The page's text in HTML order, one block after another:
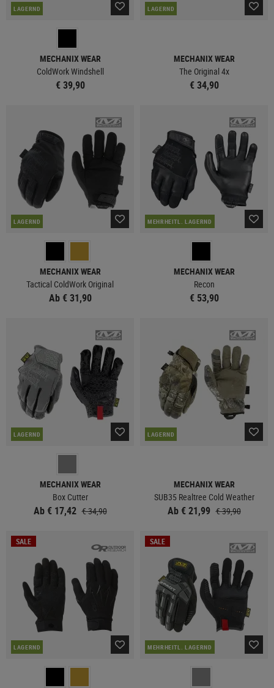
LAGERND
MECHANIX WEAR
ColdWork Windshell
€ 39,90
LAGERND
MECHANIX WEAR
The Original 4x
€ 34,90
LAGERND
MECHANIX WEAR
Tactical ColdWork Original
Ab € 31,90
MEHRHEITL. LAGERND
MECHANIX WEAR
Recon
€ 53,90
LAGERND
MECHANIX WEAR
Box Cutter
Ab € 17,42 € 34,90
LAGERND
MECHANIX WEAR
SUB35 Realtree Cold Weather
Ab € 21,99 € 39,90
SALE
LAGERND
SALE
MEHRHEITL. LAGERND